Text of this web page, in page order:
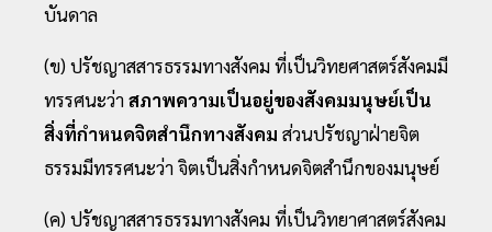
บันดาล
(ข) ปรัชญาสสารธรรมทางสังคม ที่เป็นวิทยศาสตร์สังคมมี
ทรรศนะว่า สภาพความเป็นอยู่ของสังคมมนุษย์เป็น
สิ่งที่กําหนดจิตสํานึกทางสังคม ส่วนปรัชญาฝ่ายจิต
ธรรมมีทรรศนะว่า จิตเป็นสิ่งกําหนดจิตสํานึกของมนุษย์
(ค) ปรัชญาสสารธรรมทางสังคม ที่เป็นวิทยาศาสตร์สังคม